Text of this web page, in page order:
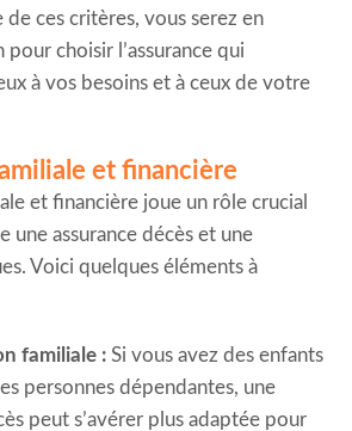
de ces critères, vous serez en
choisir l’assurance qui
à vos besoins et à ceux de votre
et financière
et financière joue un rôle crucial
une assurance décès et une
Voici quelques éléments à
familiale : Si vous avez des enfants
personnes dépendantes, une
peut s’avérer plus adaptée pour